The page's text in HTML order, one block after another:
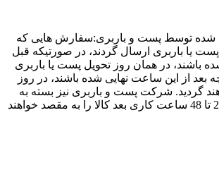
توسط پست و باربری:سفارش هایی که
یا باربری ارسال گردند، در صورتیکه قبل
نهایی شده باشند، در همان روز تحویل پست یا باربری
بعد از این ساعت نهایی شده باشند، در روز
گردید. شرکت پست و باربری نیز بسته به
مقصد کالا، معمولاً 24 تا 48 ساعت کاری بعد کالا را به مقصد خواهند